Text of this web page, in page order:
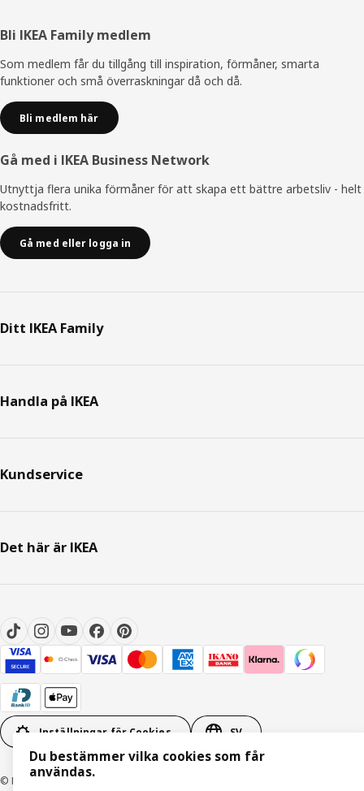
Sidfot
Bli IKEA Family medlem
Som medlem får du tillgång till inspiration, förmåner, smarta
funktioner och små överraskningar då och då.
Bli medlem här
Gå med i IKEA Business Network
Utnyttja flera unika förmåner för att skapa ett bättre arbetsliv - helt
kostnadsfritt.
Gå med eller logga in
Ditt IKEA Family
Handla på IKEA
Kundservice
Det här är IKEA
Inställningar för Cookies SV
© Inter IKEA Systems B.V. 1999-2026
Du bestämmer vilka cookies som får
användas.